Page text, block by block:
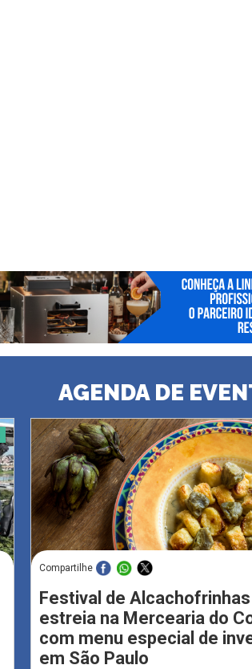
AGENDA DE
Compartilhe
Festival de Alcachofrinhas
estreia na Mercearia do
com menu especial de
em São Paulo